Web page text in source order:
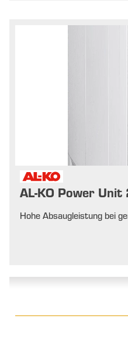
AL-KO Power
Hohe Absaugleistung bei